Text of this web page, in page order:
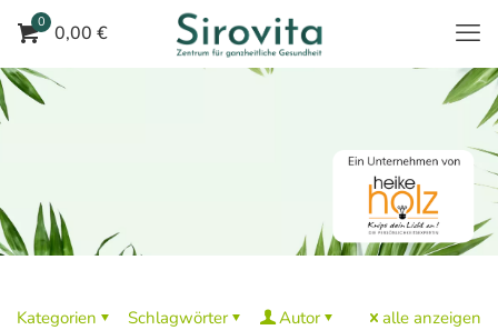
0 0,00 €
Kategorien Schlagwörter Autor alle anzeigen